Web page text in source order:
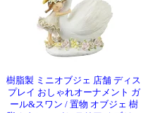
樹脂製 ミニオブジェ 店舗 ディス
プレイ おしゃれオーナメント ガ
ール&スワン / 置物 オブジェ 樹